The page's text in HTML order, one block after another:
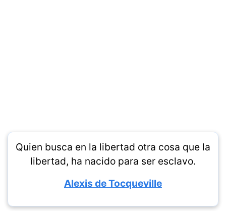
Quien busca en la libertad otra cosa que la
libertad, ha nacido para ser esclavo.
Alexis de Tocqueville